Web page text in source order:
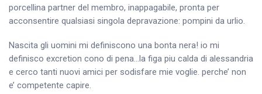
Remember me Lost password?
porcellina partner del membro, inappagabile, pronta per
acconsentire qualsiasi singola depravazione: pompini da urlio.
Nascita gli uomini mi definiscono una bonta nera! io mi
definisco excretion cono di pena…la figa piu calda di alessandria
e cerco tanti nuovi amici per sodisfare mie voglie. perche’ non
e’ competente capire.